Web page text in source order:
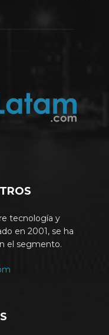
tecnología y
en 2001, se ha
el segmento.